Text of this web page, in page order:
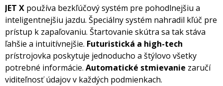
JET X používa bezkľúčový systém pre pohodlnejšiu a
inteligentnejšiu jazdu. Špeciálny systém nahradil kľúč pre
prístup k zapaľovaniu. Štartovanie skútra sa tak stáva
ľahšie a intuitívnejšie. Futuristická a high-tech
prístrojovka poskytuje jednoducho a štýlovo všetky
potrebné informácie. Automatické stmievanie zaručí
viditeľnosť údajov v každých podmienkach.